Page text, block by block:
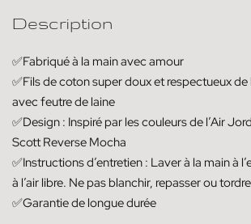
Description
✅Fabriqué à la main avec amour
✅Fils de coton super doux et respectueux de
avec feutre de laine
✅Design : Inspiré par les couleurs de l’Air
Scott Reverse Mocha
✅Instructions d’entretien : Laver à la main à
à l’air libre. Ne pas blanchir, repasser ou
✅Garantie de longue durée